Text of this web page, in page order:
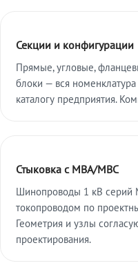
Секции и конфигурации
Прямые, угловые,
блоки — вся
каталогу предприятия.
Стыковка с МВА/МВС
Шинопроводы 1 кВ серий
токопроводом по
Геометрия и узлы
проектирования.